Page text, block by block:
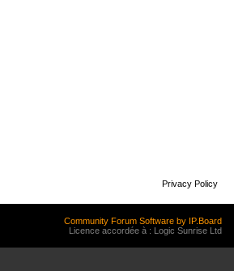
Privacy Policy
Community Forum Software by IP.Board
Licence accordée à : Logic Sunrise Ltd